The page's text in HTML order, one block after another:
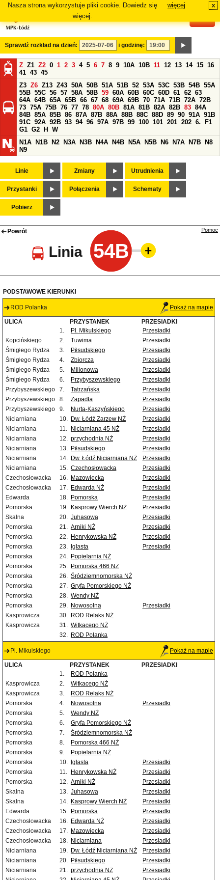
Nasza strona wykorzystuje pliki cookie. Dowiedz się
więcej.
więcej x
Sprawdź rozkład na dzień: i godzinę:
Z Z1 Z2 0 1 2 3 4 5 6 7 8 9 10A 10B 11 12 13 14 15 16
41 43 45
Z3 Z6 Z13 Z43 50A 50B 51A 51B 52 53A 53C 53B 54B 55A
55B 55C 56 57 58A 58B 59 60A 60B 60C 60D 61 62 63
64A 64B 65A 65B 66 67 68 69A 69B 70 71A 71B 72A 72B
73 75A 75B 76 77 78 80A 80B 81A 81B 82A 82B 83 84A
84B 85A 85B 86 87A 87B 88A 88B 88C 88D 89 90 91A 91B
91C 92A 92B 93 94 96 97A 97B 99 100 101 201 202 6.
F1
G1 G2 H
W
N1A
N1B N2 N3A N3B N4A N4B N5A N5B N6 N7A N7B
N8
N9
Linie Zmiany Utrudnienia
Przystanki Połączenia Schematy
Pobierz
Powrót
Linia 54B
Pomoc
PODSTAWOWE KIERUNKI
ROD Polanka Pokaż na mapie
ULICA PRZYSTANEK
PRZESIADKI
1.
Pl. Mikulskiego
Przesiadki
Kopcińskiego
2. Tuwima
Przesiadki
Śmigłego Rydza
3. Piłsudskiego
Przesiadki
Śmigłego Rydza
4. Zbiorcza
Przesiadki
Śmigłego Rydza
5. Milionowa
Przesiadki
Śmigłego Rydza
6. Przybyszewskiego
Przesiadki
Przybyszewskiego
7. Tatrzańska
Przesiadki
Przybyszewskiego
8. Zapadła
Przesiadki
Przybyszewskiego
9. Nurta-Kaszyńskiego
Przesiadki
Niciarniana
10. Dw. Łódź Zarzew NŻ
Przesiadki
Niciarniana
11. Niciarniana 45 NŻ
Przesiadki
Niciarniana
12. przychodnia NŻ
Przesiadki
Niciarniana
13. Piłsudskiego
Przesiadki
Niciarniana
14. Dw. Łódź Niciarniana NŻ
Przesiadki
Niciarniana
15. Czechosłowacka
Przesiadki
Czechosłowacka
16. Mazowiecka
Przesiadki
Czechosłowacka
17. Edwarda NŻ
Przesiadki
Edwarda
18. Pomorska
Przesiadki
Pomorska
19. Kasprowy Wierch NŻ
Przesiadki
Skalna
20. Juhasowa
Przesiadki
Pomorska
21. Arniki NŻ
Przesiadki
Pomorska
22. Henrykowska NŻ
Przesiadki
Pomorska
23. Iglasta
Przesiadki
Pomorska
24. Popielarnia NŻ
Pomorska
25. Pomorska 466 NŻ
Pomorska
26. Śródziemnomorska NŻ
Pomorska
27. Gryfa Pomorskiego NŻ
Pomorska
28. Wendy NŻ
Pomorska
29. Nowosolna
Przesiadki
Kasprowicza
30. ROD Relaks NŻ
Kasprowicza
31. Witkacego NŻ
32. ROD Polanka
Pl. Mikulskiego Pokaż na mapie
ULICA PRZYSTANEK
PRZESIADKI
1.
ROD Polanka
Kasprowicza
2.
Witkacego NŻ
Kasprowicza
3.
ROD Relaks NŻ
Pomorska
4. Nowosolna
Przesiadki
Pomorska
5.
Wendy NŻ
Pomorska
6.
Gryfa Pomorskiego NŻ
Pomorska
7.
Śródziemnomorska NŻ
Pomorska
8.
Pomorska 466 NŻ
Pomorska
9.
Popielarnia NŻ
Pomorska
10. Iglasta
Przesiadki
Pomorska
11. Henrykowska NŻ
Przesiadki
Pomorska
12. Arniki NŻ
Przesiadki
Skalna
13. Juhasowa
Przesiadki
Skalna
14. Kasprowy Wierch NŻ
Przesiadki
Edwarda
15. Pomorska
Przesiadki
Czechosłowacka
16. Edwarda NŻ
Przesiadki
Czechosłowacka
17. Mazowiecka
Przesiadki
Czechosłowacka
18. Niciarniana
Przesiadki
Niciarniana
19. Dw. Łódź Niciarniana NŻ
Przesiadki
Niciarniana
20. Piłsudskiego
Przesiadki
Niciarniana
21. przychodnia NŻ
Przesiadki